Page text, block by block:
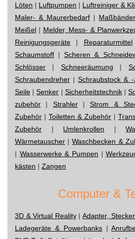
Löten | Luftpumpen | Luftreiniger &
Maler- & Maurerbedarf |
Meißel | Melder, Mess- &
Reinigungsgeräte | Reparaturmittel
Schaumstoff |Scheren &
Schlösser | Schneeräumung |
Schraubendreher |Schraubstock & -
Seile |Senker | Sicherheitstechnik|
zubehör | Strahler|Strom &
Zubehör | Toiletten & Zubehör |
Zubehör | Umlenkrollen |
Wärmetauscher |Waschbecken &
| Wasserwerke & Pumpen |
kästen | Zangen
Computer &
3D & Virtual Reality|Adapter,
Ladegeräte & Powerbanks|